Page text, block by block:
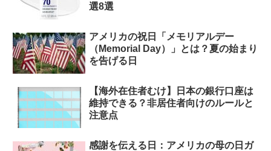
選8選
アメリカの祝日「メモリアルデー
（Memorial Day）」とは？夏の始まり
を告げる日
【海外在住者むけ】日本の銀行口座は
維持できる？非居住者向けのルールと
注意点
感謝を伝える日：アメリカの母の日ガ